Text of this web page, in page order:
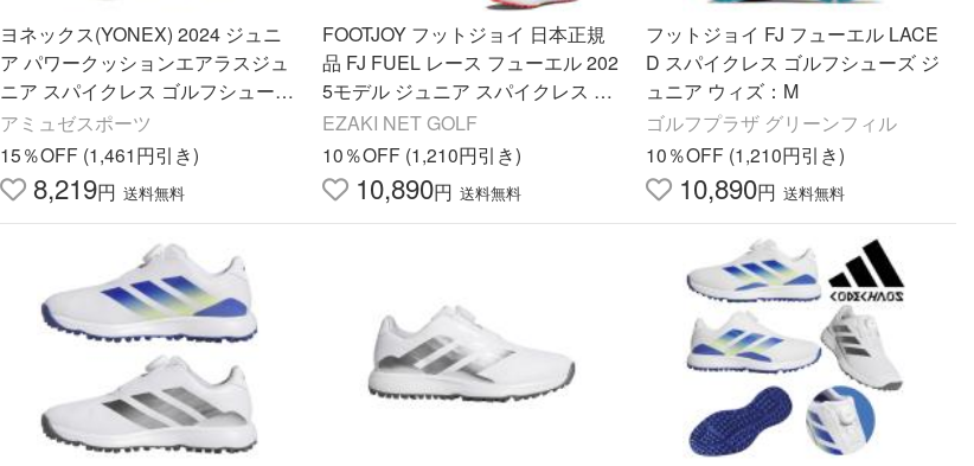
ヨネックス(YONEX) 2024 ジュニ
ア パワークッションエアラスジュ
ニア スパイクレス ゴルフシューズ
SHGAR2JR-537 ブラック×パープ
ル
アミュゼスポーツ
15％OFF (1,461円引き)
8,219円 送料無料
FOOTJOY フットジョイ 日本正規
品 FJ FUEL レース フューエル 202
5モデル ジュニア スパイクレス ゴ
ルフシューズ 【
EZAKI NET GOLF
10％OFF (1,210円引き)
10,890円 送料無料
フットジョイ FJ フューエル LACE
D スパイクレス ゴルフシューズ ジ
ュニア ウィズ：M
ゴルフプラザ グリーンフィル
10％OFF (1,210円引き)
10,890円 送料無料